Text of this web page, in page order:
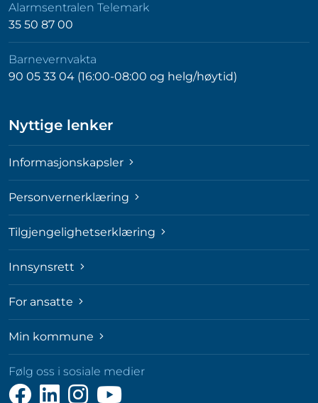
Alarmsentralen Telemark
35 50 87 00
Barnevernvakta
90 05 33 04 (16:00-08:00 og helg/høytid)
Nyttige lenker
Informasjonskapsler
Personvernerklæring
Tilgjengelighetserklæring
Innsynsrett
For ansatte
Min kommune
Følg oss i sosiale medier
Følg
Følg
Følg
Følg